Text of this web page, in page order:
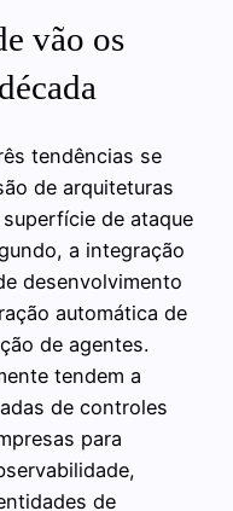
vão os
tendências se
de arquiteturas
de ataque
a integração
desenvolvimento
automática de
de agentes.
tendem a
de controles
para
de